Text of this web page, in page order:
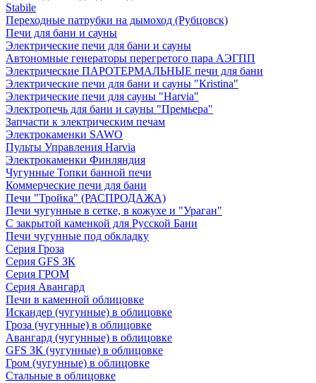
Stabile
Переходные патрубки на дымоход (Рубцовск)
Печи для бани и сауны
Электрические печи для бани и сауны
Автономные генераторы перегретого пара АЭГПП
Электрические ПАРОТЕРМАЛЬНЫЕ печи для бани
Электрические печи для бани и сауны "Кristina"
Электрические печи для сауны "Harvia"
Электропечь для бани и сауны "Премьера"
Запчасти к электрическим печам
Электрокаменки SAWO
Пульты Управления Harvia
Электрокаменки Финляндия
Чугунные Топки банной печи
Коммерческие печи для бани
Печи "Тройка" (РАСПРОДАЖА)
Печи чугунные в сетке, в кожухе и "Ураган"
С закрытой каменкой для Русской Бани
Печи чугунные под обкладку
Серия Гроза
Серия GFS ЗК
Серия ГРОМ
Серия Авангард
Печи в каменной облицовке
Искандер (чугунные) в облицовке
Гроза (чугунные) в облицовке
Авангард (чугунные) в облицовке
GFS ЗК (чугунные) в облицовке
Гром (чугунные) в облицовке
Стальные в облицовке